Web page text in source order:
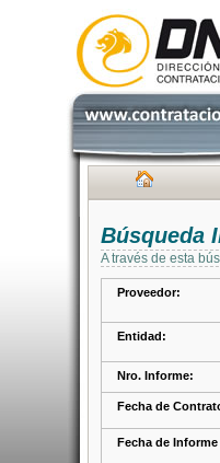
Búsqueda
A través de esta
Proveedor:
Entidad:
Nro. Informe:
Fecha de
Fecha de Informe